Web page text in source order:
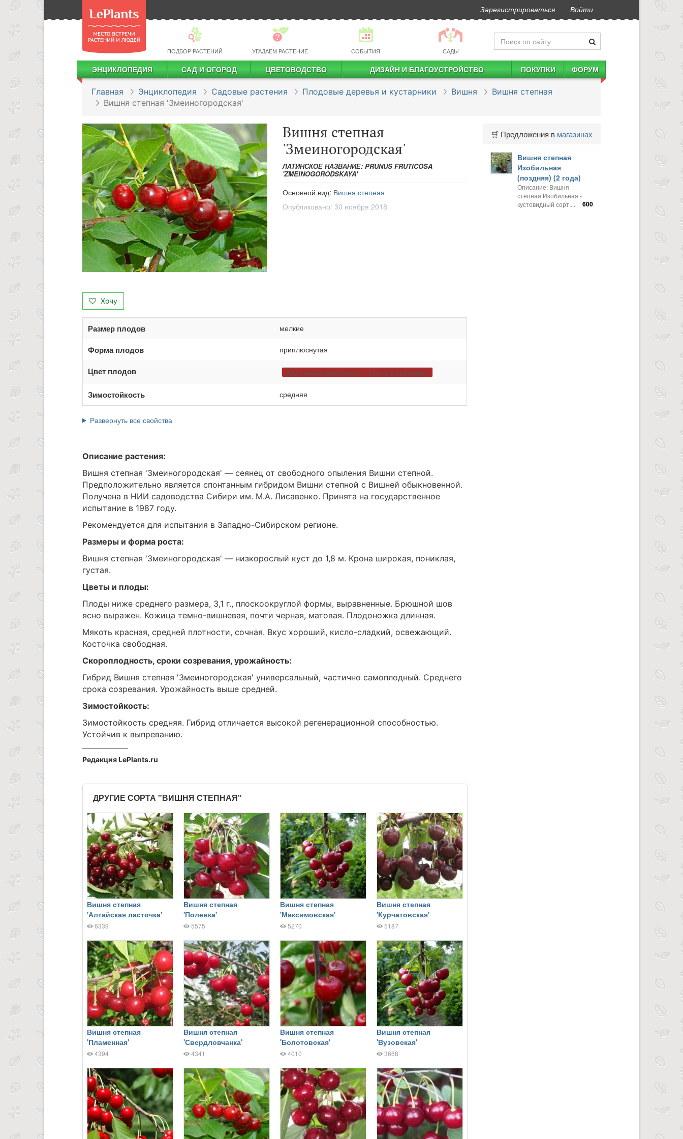
Зарегистрироваться Войти
ПОДБОР РАСТЕНИЙ УГАДАЕМ РАСТЕНИЕ СОБЫТИЯ САДЫ
ЭНЦИКЛОПЕДИЯ САД И ОГОРОД ЦВЕТОВОДСТВО ДИЗАЙН И БЛАГОУСТРОЙСТВО ПОКУПКИ ФОРУМ
Главная Энциклопедия Садовые растения Плодовые деревья и кустарники Вишня
Вишня степная
Вишня степная 'Змеиногородская'
Вишня степная
'Змеиногородская'
ЛАТИНСКОЕ НАЗВАНИЕ: PRUNUS FRUTICOSA
'ZMEINOGORODSKAYA'
Основной вид: Вишня степная
Опубликовано: 30 ноября 2018
Хочу
Размер плодов мелкие
Форма плодов приплюснутая
Цвет плодов Коричнево-Бордовый (=Темно-Бордовый)
Зимостойкость средняя
Развернуть все свойства
Описание растения:
Вишня степная 'Змеиногородская' — сеянец от свободного опыления Вишни степной.
Предположительно является спонтанным гибридом Вишни степной с Вишней обыкновенной.
Получена в НИИ садоводства Сибири им. М.А. Лисавенко. Принята на государственное
испытание в 1987 году.
Рекомендуется для испытания в Западно-Сибирском регионе.
Размеры и форма роста:
Вишня степная 'Змеиногородская' — низкорослый куст до 1,8 м. Крона широкая, пониклая,
густая.
Цветы и плоды:
Плоды ниже среднего размера, 3,1 г., плоскоокруглой формы, выравненные. Брюшной шов
ясно выражен. Кожица темно-вишневая, почти черная, матовая. Плодоножка длинная.
Мякоть красная, средней плотности, сочная. Вкус хороший, кисло-сладкий, освежающий.
Косточка свободная.
Скороплодность, сроки созревания, урожайность:
Гибрид Вишня степная 'Змеиногородская' универсальный, частично самоплодный. Среднего
срока созревания. Урожайность выше средней.
Зимостойкость:
Зимостойкость средняя. Гибрид отличается высокой регенерационной способностью.
Устойчив к выпреванию.
Редакция LePlants.ru
ДРУГИЕ СОРТА "ВИШНЯ СТЕПНАЯ"
Вишня степная
'Алтайская ласточка'
6339
Вишня степная
'Полевка'
5575
Вишня степная
'Максимовская'
5270
Вишня степная
'Курчатовская'
5187
Вишня степная
'Пламенная'
4394
Вишня степная
'Свердловчанка'
4341
Вишня степная
'Болотовская'
4010
Вишня степная
'Вузовская'
3668
🛒 Предложения в магазинах
Вишня степная
Изобильная
(поздняя) (2 года)
Описание: Вишня
степная Изобильная -
кустовидный сорт....
600